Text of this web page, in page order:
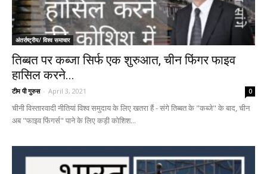
अंतर्राष्ट्रीय/ विश्व समाचार
तिब्बत पर कब्जा सिर्फ एक शुरुआत, चीन फिंगर फाइव
हासिल करने...
टीम पी गुरुस - April 3, 2021 0
चीनी विस्तारवादी नीतियां विश्व समुदाय के लिए खतरा हैं - संगे तिब्बत के "कब्जे" के बाद, चीन
अब "फाइव फिंगर्स" पाने के लिए कड़ी कोशिश...